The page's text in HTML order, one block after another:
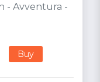
- Avventura -
Buy